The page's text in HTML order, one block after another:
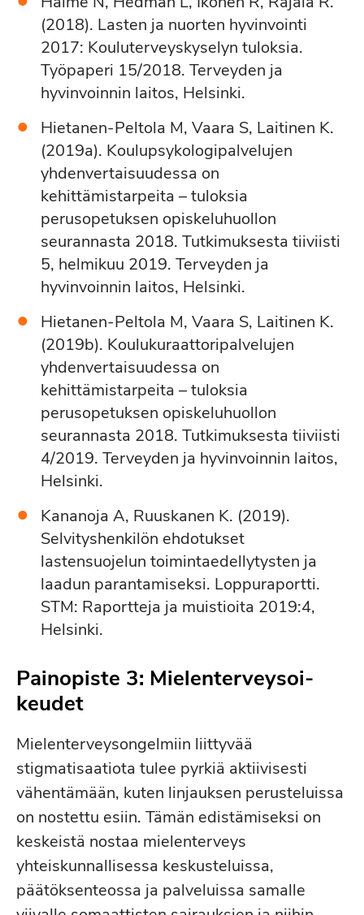
(2018). Lasten ja nuorten hyvinvointi
2017: Kouluterveyskyselyn tuloksia.
Työpaperi 15/2018. Terveyden ja
hyvinvoinnin laitos, Helsinki.
Hietanen-Peltola M, Vaara S, Laitinen K.
(2019a). Koulupsykologipalvelujen
yhdenvertaisuudessa on
kehittämistarpeita – tuloksia
perusopetuksen opiskeluhuollon
seurannasta 2018. Tutkimuksesta tiiviisti
5, helmikuu 2019. Terveyden ja
hyvinvoinnin laitos, Helsinki.
Hietanen-Peltola M, Vaara S, Laitinen K.
(2019b). Koulukuraattoripalvelujen
yhdenvertaisuudessa on
kehittämistarpeita – tuloksia
perusopetuksen opiskeluhuollon
seurannasta 2018. Tutkimuksesta tiiviisti
4/2019. Terveyden ja hyvinvoinnin laitos,
Helsinki.
Kananoja A, Ruuskanen K. (2019).
Selvityshenkilön ehdotukset
lastensuojelun toimintaedellytysten ja
laadun parantamiseksi. Loppuraportti.
STM: Raportteja ja muistioita 2019:4,
Helsinki.
Painopiste 3: Mie­len­ter­vey­soi­
keu­det
Mielenterveysongelmiin liittyvää
stigmatisaatiota tulee pyrkiä aktiivisesti
vähentämään, kuten linjauksen perusteluissa
on nostettu esiin. Tämän edistämiseksi on
keskeistä nostaa mielenterveys
yhteiskunnallisessa keskusteluissa,
päätöksenteossa ja palveluissa samalle